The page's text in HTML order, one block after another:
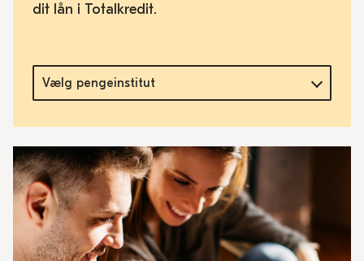
dit lån i Totalkredit.
Vælg pengeinstitut